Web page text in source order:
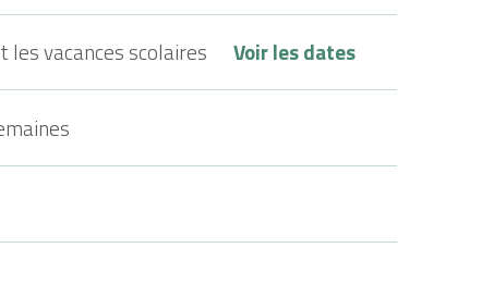
les vacances scolaires Voir les dates